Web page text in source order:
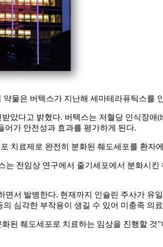
약물은 버텍스가 지난해 세마테라퓨틱스를
다고 밝혔다. 버텍스는 저혈당 인식장애
어가 안전성과 효과를 평가하게 된다.
포 치료제로 완전히 분화된 췌도세포를 환
전임상 연구에서 줄기세포에서 분화시킨
서 발병한다. 현재까지 인슐린 주사가 유
심각한 부작용이 생길 수 있어 미충족 의
된 췌도세포로 치료하는 임상을 진행할 것